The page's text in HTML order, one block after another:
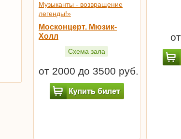
Музыканты - возвращение
легенды!»
Москонцерт. Мюзик-
Холл
Схема зала
от 2000 до 3500 руб.